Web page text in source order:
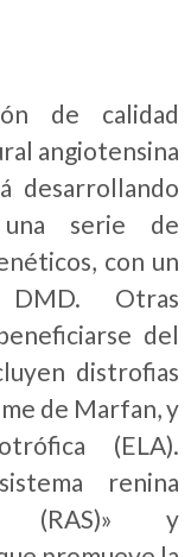
de calidad
angiotensina
desarrollando
serie de
con un
Otras
del
distrofias
de Marfan, y
(ELA).
renina
(RAS)» y